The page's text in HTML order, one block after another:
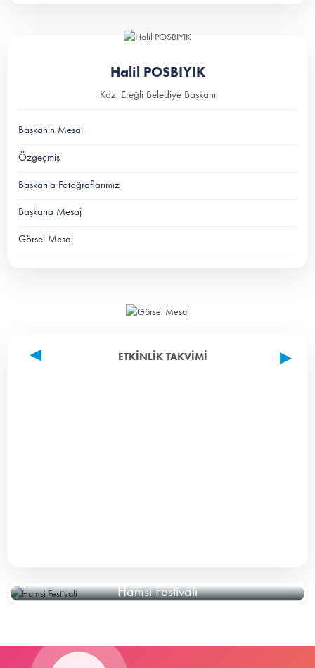
Halil POSBIYIK
Kdz. Ereğli Belediye Başkanı
Başkanın Mesajı
Özgeçmiş
Başkanla Fotoğraflarımız
Başkana Mesaj
Görsel Mesaj
ETKINLIK TAKVIMI
Hamsi Festivali